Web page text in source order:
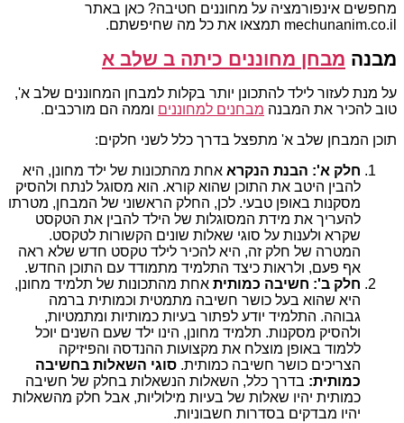
מחפשים אינפורמציה על מחוננים חטיבה? כאן באתר
mechunanim.co.il תמצאו את כל מה שחיפשתם.
מבנה מבחן מחוננים כיתה ב שלב א
על מנת לעזור לילד להתכונן יותר בקלות למבחן המחוננים שלב א',
טוב להכיר את המבנה מבחנים למחוננים וממה הם מורכבים.
תוכן המבחן שלב א' מתפצל בדרך כלל לשני חלקים:
חלק א': הבנת הנקרא אחת מהתכונות של ילד מחונן, היא
להבין היטב את התוכן שהוא קורא. הוא מסוגל לנתח ולהסיק
מסקנות באופן טבעי. לכן, החלק הראשוני של המבחן, מטרתו
להעריך את מידת המסוגלות של הילד להבין את הטקסט
שקרא ולענות על סוגי שאלות שונים הקשורות לטקסט.
המטרה של חלק זה, היא להכיר לילד טקסט חדש שלא ראה
אף פעם, ולראות כיצד התלמיד מתמודד עם התוכן החדש.
חלק ב': חשיבה כמותית אחת מהתכונות של תלמיד מחונן,
היא שהוא בעל כושר חשיבה מתמטית וכמותית ברמה
גבוהה. התלמיד יודע לפתור בעיות כמותיות ומתמטיות,
ולהסיק מסקנות. תלמיד מחונן, הינו ילד שעם השנים יוכל
ללמוד באופן מוצלח את מקצועות ההנדסה והפיזיקה
הצריכים כושר חשיבה כמותית. סוגי השאלות בחשיבה
כמותית: בדרך כלל, השאלות הנשאלות בחלק של חשיבה
כמותית יהיו שאלות של בעיות מילוליות, אבל חלק מהשאלות
יהיו מבדקים בסדרות חשבוניות.